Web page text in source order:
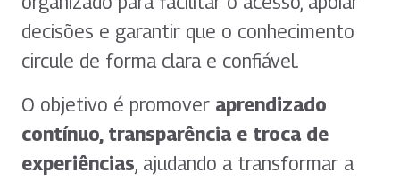
decisões e garantir que o conhecimento
circule de forma clara e confiável.
O objetivo é promover aprendizado
contínuo, transparência e troca de
experiências, ajudando a transformar a